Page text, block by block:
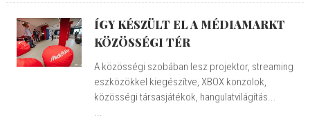
ÍGY KÉSZÜLT EL A MÉDIAMARKT
KÖZÖSSÉGI TÉR
A közösségi szobában lesz projektor, streaming
eszközökkel kiegészítve, XBOX konzolok,
közösségi társasjátékok, hangulatvilágítás...
...